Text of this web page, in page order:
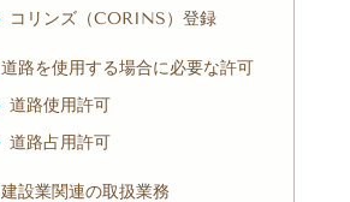
コリンズ（CORINS）登録
道路を使用する場合に必要な許可
道路使用許可
道路占用許可
建設業関連の取扱業務